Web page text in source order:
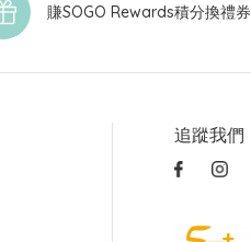
賺SOGO Rewards積分換禮券
追蹤我們